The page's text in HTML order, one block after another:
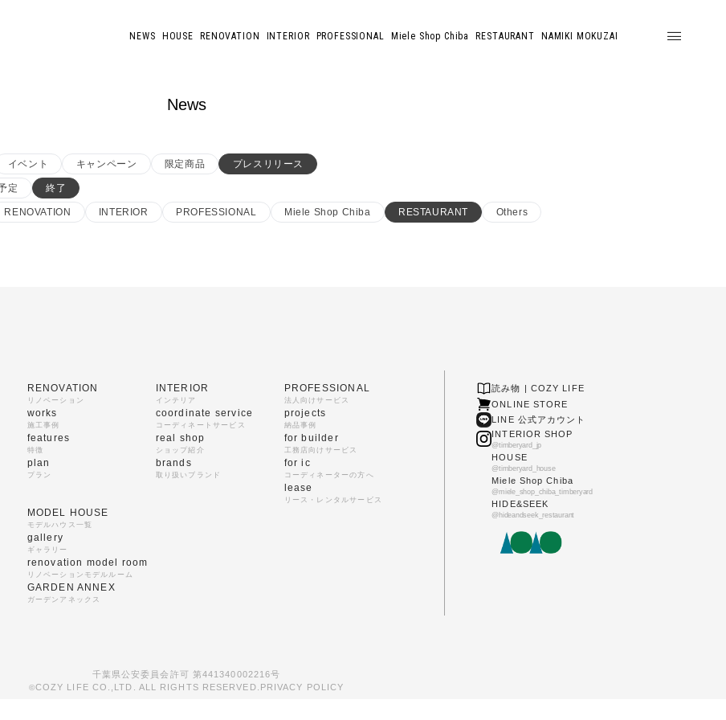
NEWS HOUSE RENOVATION INTERIOR PROFESSIONAL Miele Shop Chiba RESTAURANT NAMIKI MOKUZAI
News
イベント キャンペーン 限定商品 プレスリリース
定 終了
RENOVATION INTERIOR PROFESSIONAL Miele Shop Chiba RESTAURANT Others
RENOVATION
リノベーション
works
施工事例
features
特徴
plan
プラン
INTERIOR
インテリア
coordinate service
コーディネートサービス
real shop
ショップ紹介
brands
取り扱いブランド
PROFESSIONAL
法人向けサービス
projects
納品事例
for builder
工務店向けサービス
for ic
コーディネーターの方へ
lease
リース・レンタルサービス
MODEL HOUSE
モデルハウス一覧
gallery
ギャラリー
renovation model room
リノベーションモデルルーム
GARDEN ANNEX
ガーデンアネックス
読み物 | COZY LIFE
ONLINE STORE
LINE 公式アカウント
INTERIOR SHOP
@timberyard_jp
HOUSE
@timberyard_house
Miele Shop Chiba
@miele_shop_chiba_timberyard
HIDE&SEEK
@hideandseek_restaurant
千葉県公安委員会許可 第441340002216号
©COZY LIFE CO.,LTD. ALL RIGHTS RESERVED. PRIVACY POLICY